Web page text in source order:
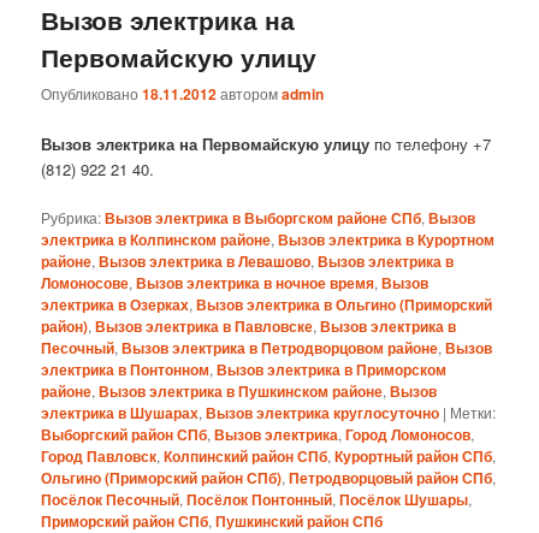
Вызов электрика на
Первомайскую улицу
Опубликовано18.11.2012авторомadmin
Вызов электрика на Первомайскую улицу по телефону +7
(812) 922 21 40.
Рубрика:Вызов электрика в Выборгском районе СПб,Вызов
электрика в Колпинском районе,Вызов электрика в Курортном
районе,Вызов электрика в Левашово,Вызов электрика в
Ломоносове,Вызов электрика в ночное время,Вызов
электрика в Озерках,Вызов электрика в Ольгино (Приморский
район),Вызов электрика в Павловске,Вызов электрика в
Песочный,Вызов электрика в Петродворцовом районе,Вызов
электрика в Понтонном,Вызов электрика в Приморском
районе,Вызов электрика в Пушкинском районе,Вызов
электрика в Шушарах,Вызов электрика круглосуточно | Метки:
Выборгский район СПб,Вызов электрика,Город Ломоносов,
Город Павловск,Колпинский район СПб,Курортный район СПб,
Ольгино (Приморский район СПб),Петродворцовый район СПб,
Посёлок Песочный,Посёлок Понтонный,Посёлок Шушары,
Приморский район СПб,Пушкинский район СПб